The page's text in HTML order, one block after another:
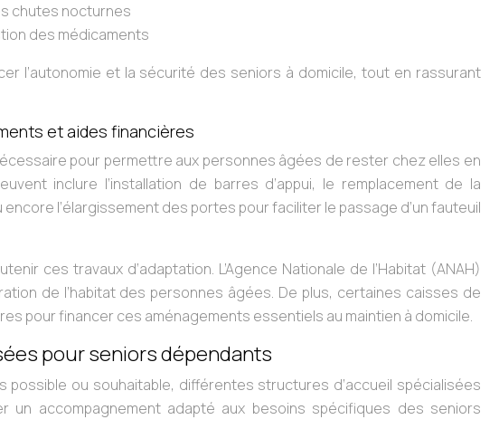
chutes nocturnes
des médicaments
l’autonomie et la sécurité des seniors à domicile, tout en rassurant
et aides financières
pour permettre aux personnes âgées de rester chez elles en
inclure l’installation de barres d’appui, le remplacement de la
encore l’élargissement des portes pour faciliter le passage d’un fauteuil
ces travaux d’adaptation. L’Agence Nationale de l’Habitat (ANAH)
de l’habitat des personnes âgées. De plus, certaines caisses de
pour financer ces aménagements essentiels au maintien à domicile.
pour seniors dépendants
possible ou souhaitable, différentes structures d’accueil spécialisées
un accompagnement adapté aux besoins spécifiques des seniors